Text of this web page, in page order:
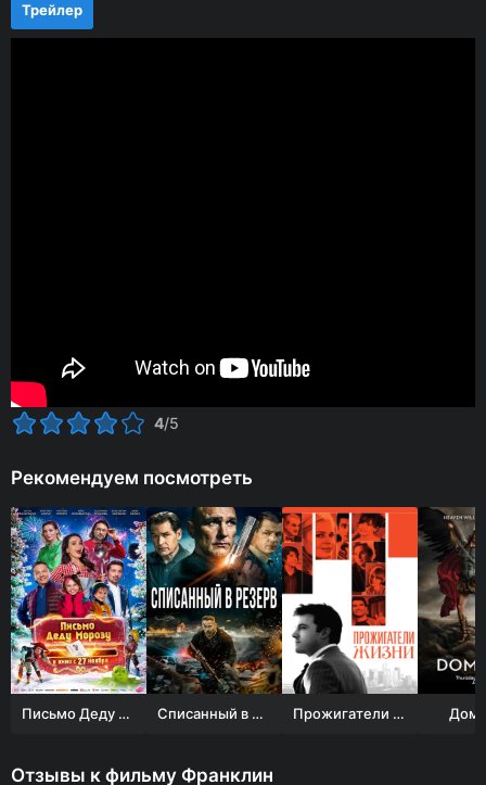
Трейлер
4/5
Рекомендуем посмотреть
Письмо Деду Морозу Списанный в резерв Прожигатели жизни
Отзывы к фильму Франклин